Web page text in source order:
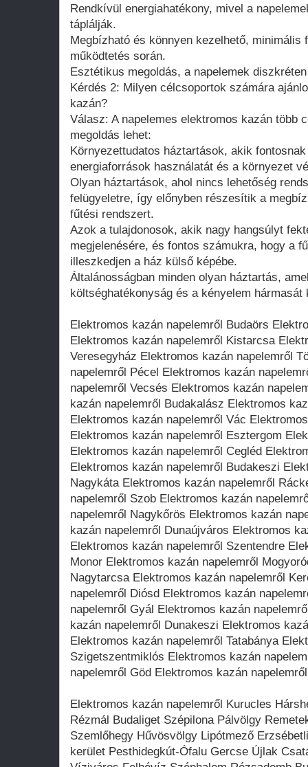
Rendkívül energiahatékony, mivel a
táplálják.
Megbízható és könnyen kezelhető, minimális
működtetés során.
Esztétikus megoldás, a napelemek
Kérdés 2: Milyen célcsoportok számára
kazán?
Válasz: A napelemes elektromos kazán több
megoldás lehet:
Környezettudatos háztartások, akik
energiaforrások használatát és a környezet
Olyan háztartások, ahol nincs lehetőség
felügyeletre, így előnyben részesítik a
fűtési rendszert.
Azok a tulajdonosok, akik nagy hangsúlyt
megjelenésére, és fontos számukra, hogy a
illeszkedjen a ház külső képébe.
Általánosságban minden olyan háztartás,
költséghatékonyság és a kényelem
Elektromos kazán napelemről Budaörs
Elektromos kazán napelemről Kistarcsa
Veresegyház Elektromos kazán napelemről
napelemről Pécel Elektromos kazán
napelemről Vecsés Elektromos kazán
kazán napelemről Budakalász Elektromos
Elektromos kazán napelemről Vác
Elektromos kazán napelemről Esztergom
Elektromos kazán napelemről Cegléd
Elektromos kazán napelemről Budakeszi
Nagykáta Elektromos kazán napelemről
napelemről Szob Elektromos kazán
napelemről Nagykőrös Elektromos kazán
kazán napelemről Dunaújváros Elektromos
Elektromos kazán napelemről Szentendre
Monor Elektromos kazán napelemről
Nagytarcsa Elektromos kazán napelemről
napelemről Diósd Elektromos kazán
napelemről Gyál Elektromos kazán
kazán napelemről Dunakeszi Elektromos
Elektromos kazán napelemről Tatabánya
Szigetszentmiklós Elektromos kazán
napelemről Göd Elektromos kazán
Elektromos kazán napelemről Kurucles
Rézmál Budaliget Szépilona Pálvölgy
Szemlőhegy Hűvösvölgy Lipótmező
kerület Pesthidegkút-Ófalu Gercse Újlak